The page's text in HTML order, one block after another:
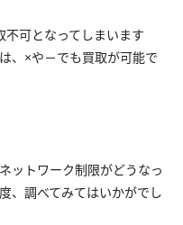
可となってしまいます
、×や－でも買取が可能で
ットワーク制限がどうなっ
、調べてみてはいかがでし